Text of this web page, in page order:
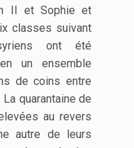
II et Sophie et
classes suivant
ont été
un ensemble
de coins entre
quarantaine de
au revers
autre de leurs